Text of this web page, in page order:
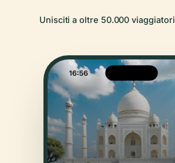
Unisciti a oltre 50.000 viaggiatori